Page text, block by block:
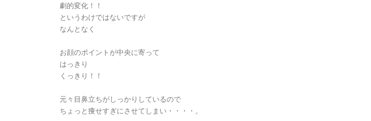
劇的変化！！
というわけではないですが
なんとなく
お顔のポイントが中央に寄って
はっきり
くっきり！！
元々目鼻立ちがしっかりしているので
ちょっと痩せすぎにさせてしまい・・・・。